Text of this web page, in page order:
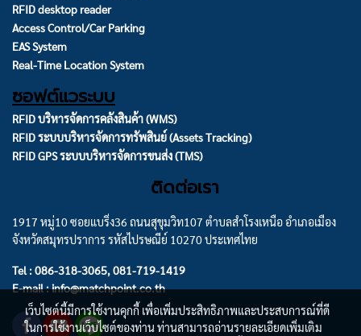
RFID desktop reader
Access Control/Car Parking
EAS System
Real-Time Location System
ซอฟต์แวระบบ
RFID บริหารจัดการคลังสินค้า (WMS)
RFID ระบบบริหารจัดการทรัพสินย์ (Assets Tracking)
RFID GPS ระบบบริหารจัดการขนส่ง (TMS)
ติดต่อเรา
1917 หมู่10 ซอยแบริ่ง36 ถนนสุขุมวิท107 ตำบลสำโรงเหนือ อำเภอเมือง
จังหวัดสมุทรปราการ รหัสไปรษณีย์ 10270 ประเทศไทย
Tel : 086-318-3065, 081-719-1419
E-mail : info@matchpoint.co.th
เว็บไซต์นี้มีการใช้งานคุกกี้ เพื่อเพิ่มประสิทธิภาพและประสบการณ์ที่ดี
ในการใช้งานเว็บไซต์ของท่าน ท่านสามารถอ่านรายละเอียดเพิ่มเติม